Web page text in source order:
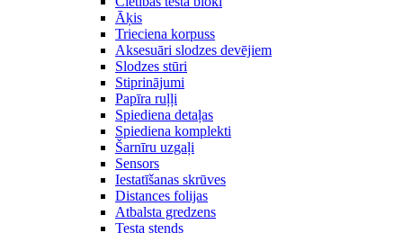
Āķis
Trieciena korpuss
Aksesuāri slodzes devējiem
Slodzes stūri
Stiprinājumi
Papīra ruļļi
Spiediena detaļas
Spiediena komplekti
Šarnīru uzgaļi
Sensors
Iestatīšanas skrūves
Distances folijas
Atbalsta gredzens
Testa stends